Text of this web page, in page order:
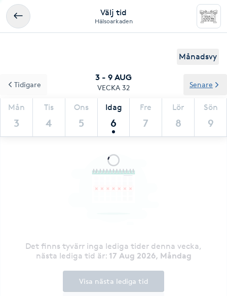
Välj tid
Hälsoarkaden
Månadsvy
3 - 9 AUG
VECKA 32
Mån
3
Tis
4
Ons
5
Idag
6
Fre
7
Lör
8
Sön
9
Tidigare Senare
Det finns tyvärr inga lediga tider denna vecka,
nästa lediga tid är: 17 Aug 2026, Måndag
Visa nästa lediga tid